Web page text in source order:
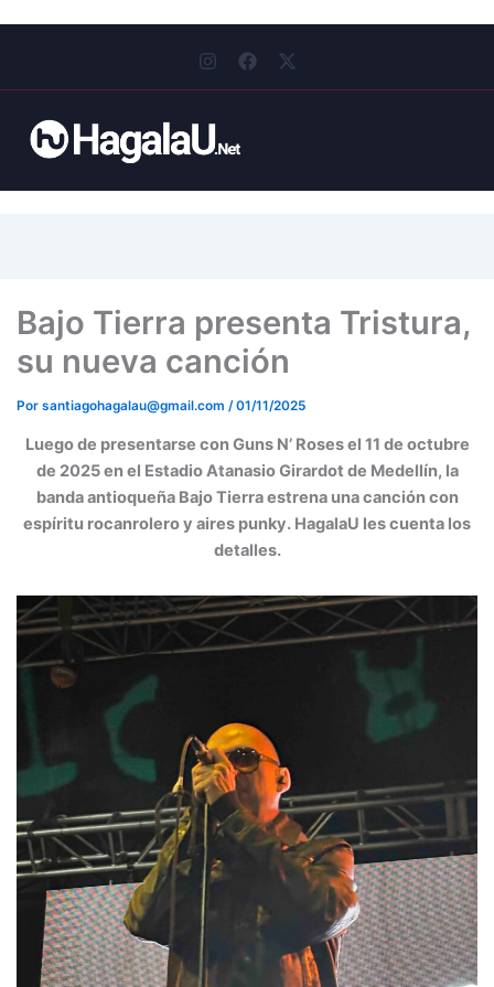
n
r
m
a
-
r
Bajo Tierra presenta Tristura,
su nueva canción
Por santiagohagalau@gmail.com /01/11/2025
Luego de presentarse con Guns N’ Roses el 11 de octubre
de 2025 en el Estadio Atanasio Girardot de Medellín, la
banda antioqueña Bajo Tierra estrena una canción con
espíritu rocanrolero y aires punky. HagalaU les cuenta los
detalles.